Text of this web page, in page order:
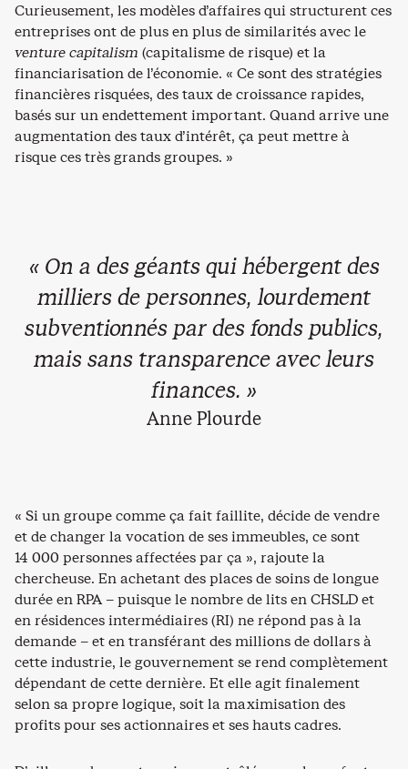
Curieusement, les modèles d’affaires qui structurent ces
entreprises ont de plus en plus de similarités avec le
venture capitalism (capitalisme de risque) et la
financiarisation de l’économie. « Ce sont des stratégies
financières risquées, des taux de croissance rapides,
basés sur un endettement important. Quand arrive une
augmentation des taux d’intérêt, ça peut mettre à
risque ces très grands groupes. »
« On a des géants qui hébergent des
milliers de personnes, lourdement
subventionnés par des fonds publics,
mais sans transparence avec leurs
finances. »
Anne Plourde
« Si un groupe comme ça fait faillite, décide de vendre
et de changer la vocation de ses immeubles, ce sont
14 000 personnes affectées par ça », rajoute la
chercheuse. En achetant des places de soins de longue
durée en RPA – puisque le nombre de lits en CHSLD et
en résidences intermédiaires (RI) ne répond pas à la
demande – et en transférant des millions de dollars à
cette industrie, le gouvernement se rend complètement
dépendant de cette dernière. Et elle agit finalement
selon sa propre logique, soit la maximisation des
profits pour ses actionnaires et ses hauts cadres.